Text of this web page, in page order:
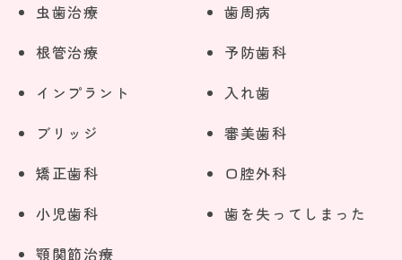
虫歯治療
歯周病
根管治療
予防歯科
インプラント
入れ歯
ブリッジ
審美歯科
矯正歯科
口腔外科
小児歯科
歯を失ってしまった
顎関節治療